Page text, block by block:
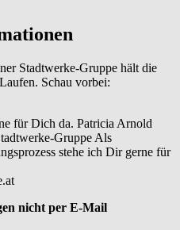
Stadtwerke-Gruppe hält die
Schau vorbei:
für Dich da. Patricia Arnold
Gruppe Als
stehe ich Dir gerne für
nicht per E-Mail